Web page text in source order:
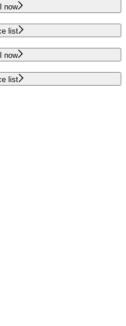
now
list
now
list